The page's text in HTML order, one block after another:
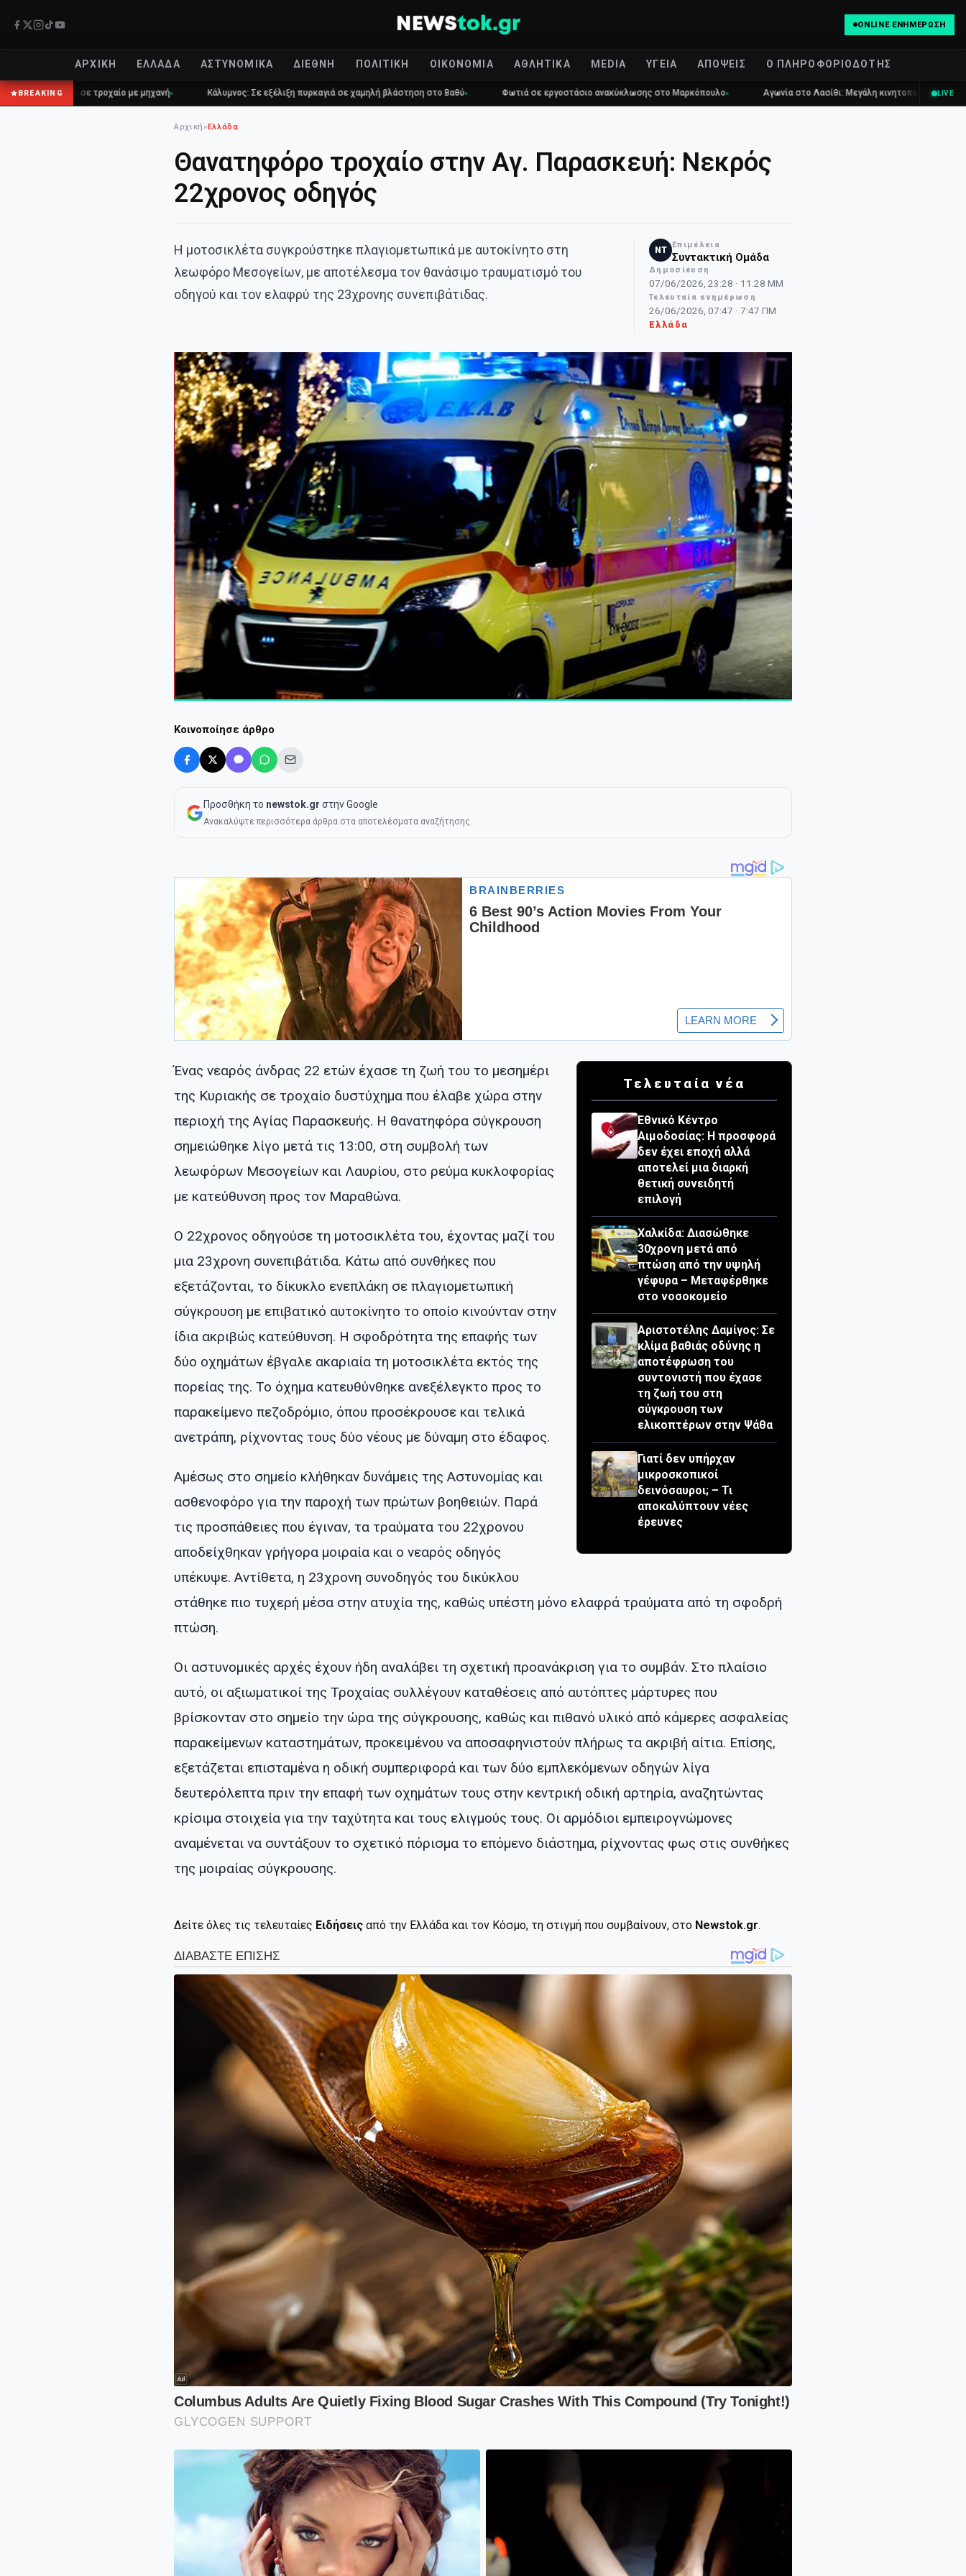
ONLINE ΕΝΗΜΈΡΩΣΗ
ΑΡΧΙΚΉ ΕΛΛΆΔΑ ΑΣΤΥΝΟΜΙΚΆ ΔΙΕΘΝΉ ΠΟΛΙΤΙΚΉ ΟΙΚΟΝΟΜΊΑ ΑΘΛΗΤΙΚΆ MEDIA ΥΓΕΊΑ ΑΠΌΨΕΙΣ Ο ΠΛΗΡΟΦΟΡΙΟΔΌΤΗΣ
BREAKING
σε τροχαίο με μηχανή Κάλυμνος: Σε εξέλιξη πυρκαγιά σε χαμηλή βλάστηση στο Βαθύ Φωτιά σε εργοστάσιο ανακύκλωσης στο Μαρκόπουλο Αγωνία στο Λασίθι: Μεγάλη κινητοποίηση για τη φωτιά
LIVE
Αρχική »Ελλάδα
Θανατηφόρο τροχαίο στην Αγ. Παρασκευή: Νεκρός
22χρονος οδηγός
Η μοτοσικλέτα συγκρούστηκε πλαγιομετωπικά με αυτοκίνητο στη
λεωφόρο Μεσογείων, με αποτέλεσμα τον θανάσιμο τραυματισμό του
οδηγού και τον ελαφρύ της 23χρονης συνεπιβάτιδας.
NT Επιμέλεια
Συντακτική Ομάδα
Δημοσίευση
07/06/2026, 23:28 · 11:28 ΜΜ
Τελευταία ενημέρωση
26/06/2026, 07:47 · 7:47 ΠΜ
Ελλάδα
Κοινοποίησε άρθρο
Προσθήκη το newstok.gr στην Google
Ανακαλύψτε περισσότερα άρθρα στα αποτελέσματα αναζήτησης.
Τελευταία νέα
Εθνικό Κέντρο
Αιμοδοσίας: Η προσφορά
δεν έχει εποχή αλλά
αποτελεί μια διαρκή
θετική συνειδητή
επιλογή
Χαλκίδα: Διασώθηκε
30χρονη μετά από
πτώση από την υψηλή
γέφυρα – Μεταφέρθηκε
στο νοσοκομείο
Αριστοτέλης Δαμίγος: Σε
κλίμα βαθιάς οδύνης η
αποτέφρωση του
συντονιστή που έχασε
τη ζωή του στη
σύγκρουση των
ελικοπτέρων στην Ψάθα
Γιατί δεν υπήρχαν
μικροσκοπικοί
δεινόσαυροι; – Τι
αποκαλύπτουν νέες
έρευνες
Ένας νεαρός άνδρας 22 ετών έχασε τη ζωή του το μεσημέρι
της Κυριακής σε τροχαίο δυστύχημα που έλαβε χώρα στην
περιοχή της Αγίας Παρασκευής. Η θανατηφόρα σύγκρουση
σημειώθηκε λίγο μετά τις 13:00, στη συμβολή των
λεωφόρων Μεσογείων και Λαυρίου, στο ρεύμα κυκλοφορίας
με κατεύθυνση προς τον Μαραθώνα.
Ο 22χρονος οδηγούσε τη μοτοσικλέτα του, έχοντας μαζί του
μια 23χρονη συνεπιβάτιδα. Κάτω από συνθήκες που
εξετάζονται, το δίκυκλο ενεπλάκη σε πλαγιομετωπική
σύγκρουση με επιβατικό αυτοκίνητο το οποίο κινούνταν στην
ίδια ακριβώς κατεύθυνση. Η σφοδρότητα της επαφής των
δύο οχημάτων έβγαλε ακαριαία τη μοτοσικλέτα εκτός της
πορείας της. Το όχημα κατευθύνθηκε ανεξέλεγκτο προς το
παρακείμενο πεζοδρόμιο, όπου προσέκρουσε και τελικά
ανετράπη, ρίχνοντας τους δύο νέους με δύναμη στο έδαφος.
Αμέσως στο σημείο κλήθηκαν δυνάμεις της Αστυνομίας και
ασθενοφόρο για την παροχή των πρώτων βοηθειών. Παρά
τις προσπάθειες που έγιναν, τα τραύματα του 22χρονου
αποδείχθηκαν γρήγορα μοιραία και ο νεαρός οδηγός
υπέκυψε. Αντίθετα, η 23χρονη συνοδηγός του δικύκλου
στάθηκε πιο τυχερή μέσα στην ατυχία της, καθώς υπέστη μόνο ελαφρά τραύματα από τη σφοδρή
πτώση.
Οι αστυνομικές αρχές έχουν ήδη αναλάβει τη σχετική προανάκριση για το συμβάν. Στο πλαίσιο
αυτό, οι αξιωματικοί της Τροχαίας συλλέγουν καταθέσεις από αυτόπτες μάρτυρες που
βρίσκονταν στο σημείο την ώρα της σύγκρουσης, καθώς και πιθανό υλικό από κάμερες ασφαλείας
παρακείμενων καταστημάτων, προκειμένου να αποσαφηνιστούν πλήρως τα ακριβή αίτια. Επίσης,
εξετάζεται επισταμένα η οδική συμπεριφορά και των δύο εμπλεκόμενων οδηγών λίγα
δευτερόλεπτα πριν την επαφή των οχημάτων τους στην κεντρική οδική αρτηρία, αναζητώντας
κρίσιμα στοιχεία για την ταχύτητα και τους ελιγμούς τους. Οι αρμόδιοι εμπειρογνώμονες
αναμένεται να συντάξουν το σχετικό πόρισμα το επόμενο διάστημα, ρίχνοντας φως στις συνθήκες
της μοιραίας σύγκρουσης.
Δείτε όλες τις τελευταίες Ειδήσεις από την Ελλάδα και τον Κόσμο, τη στιγμή που συμβαίνουν, στο Newstok.gr.